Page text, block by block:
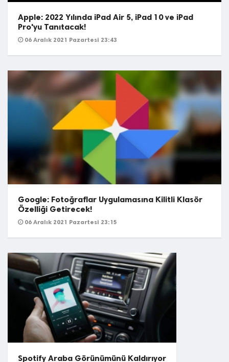
Apple: 2022 Yılında iPad Air 5, iPad 10 ve iPad
Pro'yu Tanıtacak!
06 Aralık 2021 Pazartesi 23:43
Google: Fotoğraflar Uygulamasına Kilitli Klasör
Özelliği Getirecek!
06 Aralık 2021 Pazartesi 23:15
Spotify Araba Görünümünü Kaldırıyor